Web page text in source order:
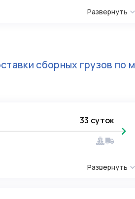
Развернуть
сборных грузов по
33 суток
Развернуть